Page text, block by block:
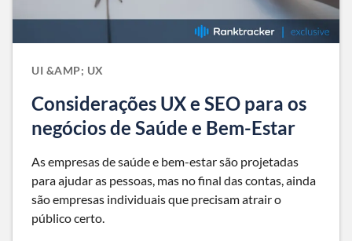
UI &AMP; UX
Considerações UX e SEO para os
negócios de Saúde e Bem-Estar
As empresas de saúde e bem-estar são projetadas
para ajudar as pessoas, mas no final das contas, ainda
são empresas individuais que precisam atrair o
público certo.